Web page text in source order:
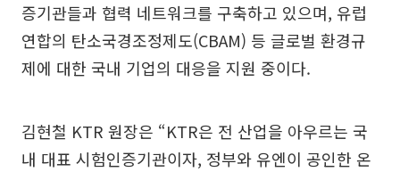
증기관들과 협력 네트워크를 구축하고 있으며, 유럽
연합의 탄소국경조정제도(CBAM) 등 글로벌 환경규
제에 대한 국내 기업의 대응을 지원 중이다.
김현철 KTR 원장은 “KTR은 전 산업을 아우르는 국
내 대표 시험인증기관이자, 정부와 유엔이 공인한 온